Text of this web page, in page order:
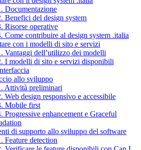
Documentazione
Benefici del design system
Risorse operative
Come contribuire al design system .italia
con i modelli di sito e servizi
Vantaggi dell’utilizzo dei modelli
I modelli di sito e servizi disponibili
allo sviluppo
Attività preliminari
Web design responsivo e accessibile
Mobile first
Progressive enhancement e Graceful
di supporto allo sviluppo del software
Feature detection